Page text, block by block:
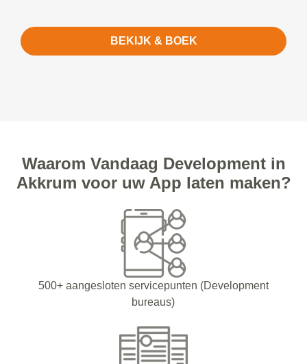
BEKIJK & BOEK
Waarom Vandaag Development in
Akkrum voor uw App laten maken?
500+ aangesloten servicepunten (Development
bureaus)